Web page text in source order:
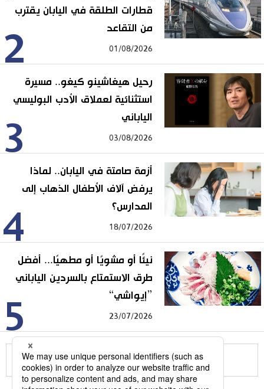
2
قطارات الطلقة في اليابان يقترب
من التقاعد
01/08/2026
3
رحيل هيغاشينو كيغو.. مسيرة
استثنائية لعملاق الأدب البوليسي
الياباني
03/08/2026
4
أزمة صامتة في اليابان.. لماذا
يرفض آلاف الأطفال الذهاب إلى
المدارس؟
18/07/2026
5
نيئًا أو مشويًا أو مطهيًا... أفضل
طرق الاستمتاع بالسردين الياباني
”إيواشي“
23/07/2026
للمزيد